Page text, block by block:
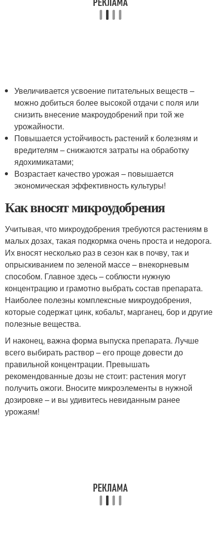
Увеличивается усвоение питательных веществ –
можно добиться более высокой отдачи с поля или
снизить внесение макроудобрений при той же
урожайности.
Повышается устойчивость растений к болезням и
вредителям – снижаются затраты на обработку
ядохимикатами;
Возрастает качество урожая – повышается
экономическая эффективность культуры!
Как вносят микроудобрения
Учитывая, что микроудобрения требуются растениям в
малых дозах, такая подкормка очень проста и недорога.
Их вносят несколько раз в сезон как в почву, так и
опрыскиванием по зеленой массе – внекорневым
способом. Главное здесь – соблюсти нужную
концентрацию и грамотно выбрать состав препарата.
Наиболее полезны комплексные микроудобрения,
которые содержат цинк, кобальт, марганец, бор и другие
полезные вещества.
И наконец, важна форма выпуска препарата. Лучше
всего выбирать раствор – его проще довести до
правильной концентрации. Превышать
рекомендованные дозы не стоит: растения могут
получить ожоги. Вносите микроэлементы в нужной
дозировке – и вы удивитесь невиданным ранее
урожаям!